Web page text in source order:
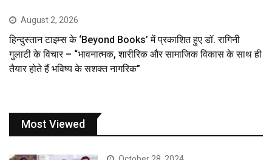
August 2, 2026
हिन्दुस्तान टाइम्स के ‘Beyond Books’ में प्रकाशित हुए डॉ. रागिनी
गुलाटी के विचार – “भावनात्मक, शारीरिक और सामाजिक विकास के साथ ही
तैयार होते हैं भविष्य के सशक्त नागरिक”
Most Viewed